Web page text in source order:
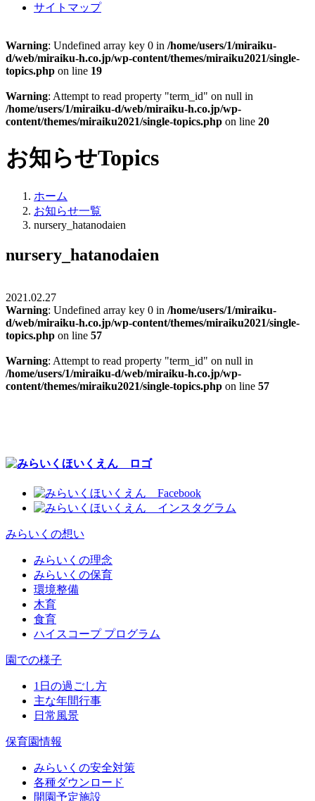
サイトマップ
Warning: Undefined array key 0 in /home/users/1/miraiku-
d/web/miraiku-h.co.jp/wp-content/themes/miraiku2021/single-
topics.php on line 19
Warning: Attempt to read property "term_id" on null in
/home/users/1/miraiku-d/web/miraiku-h.co.jp/wp-
content/themes/miraiku2021/single-topics.php on line 20
お知らせTopics
ホーム
お知らせ一覧
nursery_hatanodaien
nursery_hatanodaien
2021.02.27
Warning: Undefined array key 0 in /home/users/1/miraiku-
d/web/miraiku-h.co.jp/wp-content/themes/miraiku2021/single-
topics.php on line 57
Warning: Attempt to read property "term_id" on null in
/home/users/1/miraiku-d/web/miraiku-h.co.jp/wp-
content/themes/miraiku2021/single-topics.php on line 57
みらいくの想い
みらいくの理念
みらいくの保育
環境整備
木育
食育
ハイスコープ プログラム
園での様子
1日の過ごし方
主な年間行事
日常風景
保育園情報
みらいくの安全対策
各種ダウンロード
開園予定施設